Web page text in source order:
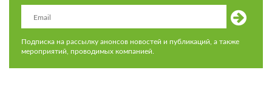
Подписка на рассылку анонсов новостей и публикаций, а также
мероприятий, проводимых компанией.